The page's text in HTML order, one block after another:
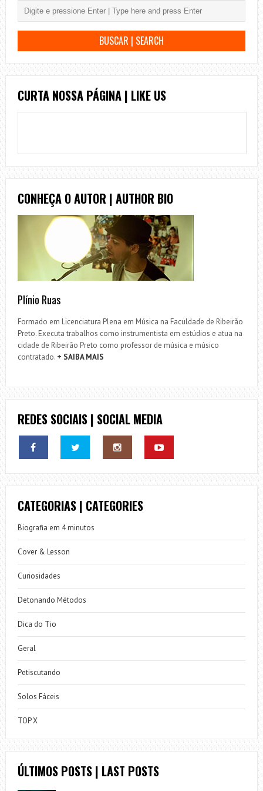
CURTA NOSSA PÁGINA | LIKE US
CONHEÇA O AUTOR | AUTHOR BIO
Plínio Ruas
Formado em Licenciatura Plena em Música na Faculdade de Ribeirão
Preto. Executa trabalhos como instrumentista em estúdios e atua na
cidade de Ribeirão Preto como professor de música e músico
contratado. + SAIBA MAIS
REDES SOCIAIS | SOCIAL MEDIA
CATEGORIAS | CATEGORIES
Biografia em 4 minutos
Cover & Lesson
Curiosidades
Detonando Métodos
Dica do Tio
Geral
Petiscutando
Solos Fáceis
TOP X
ÚLTIMOS POSTS | LAST POSTS